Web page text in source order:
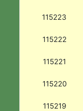
115223
115222
115221
115220
115219